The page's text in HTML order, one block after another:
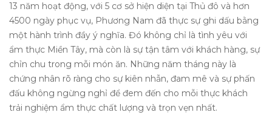
13 năm hoạt động, với 5 cơ sở hiện diện tại Thủ đô và hơn
4500 ngày phục vụ, Phương Nam đã thực sự ghi dấu bằng
một hành trình đầy ý nghĩa. Đó không chỉ là tình yêu với
ẩm thực Miền Tây, mà còn là sự tận tâm với khách hàng, sự
chỉn chu trong mỗi món ăn. Những năm tháng này là
chứng nhân rõ ràng cho sự kiên nhẫn, đam mê và sự phấn
đấu không ngừng nghỉ để đem đến cho mỗi thực khách
trải nghiệm ẩm thực chất lượng và trọn vẹn nhất.